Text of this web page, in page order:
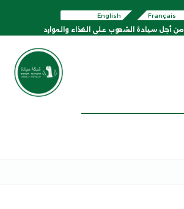
Français
English
من أجل سيادة الشعوب على الغذاء والموارد